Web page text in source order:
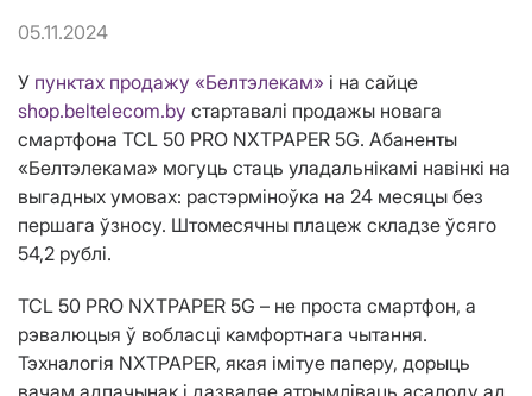
05.11.2024
У пунктах продажу «Белтэлекам» і на сайце
shop.beltelecom.by стартавалі продажы новага
смартфона TCL 50 PRO NXTPAPER 5G. Абаненты
«Белтэлекама» могуць стаць уладальнікамі навінкі на
выгадных умовах: растэрміноўка на 24 месяцы без
першага ўзносу. Штомесячны плацеж складзе ўсяго
54,2 рублі.
TCL 50 PRO NXTPAPER 5G – не проста смартфон, а
рэвалюцыя ў вобласці камфортнага чытання.
Тэхналогія NXTPAPER, якая імітуе паперу, дорыць